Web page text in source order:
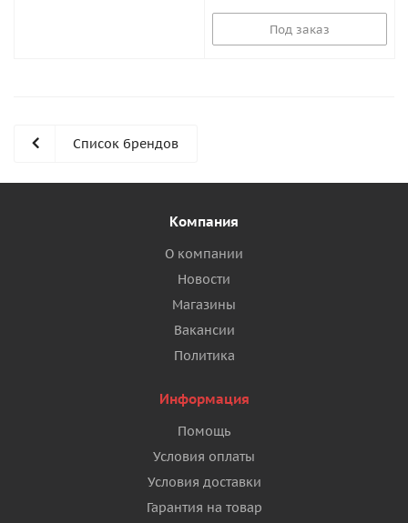
Под заказ
Список брендов
Компания
О компании
Новости
Магазины
Вакансии
Политика
Информация
Помощь
Условия оплаты
Условия доставки
Гарантия на товар